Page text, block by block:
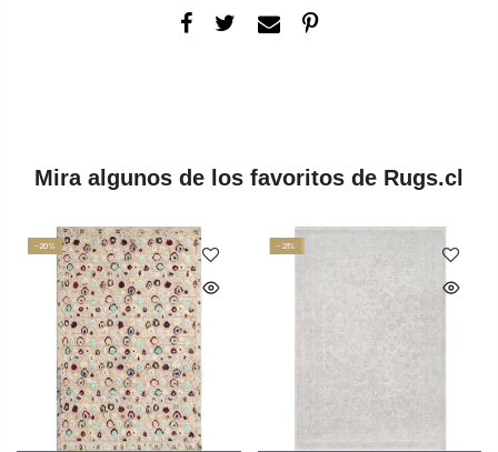
Mira algunos de los favoritos de Rugs.cl
-20% -21%